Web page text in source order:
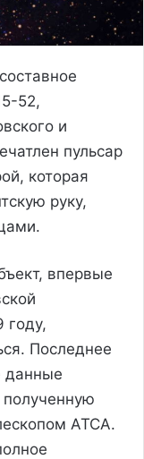
52,
и
пульсар
которая
руку,
впервые
году,
Последнее
данные
ATCA.